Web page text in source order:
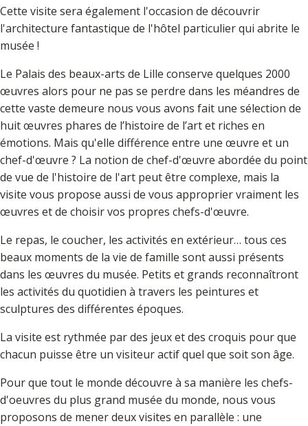
Cette visite sera également l'occasion de découvrir
l'architecture fantastique de l'hôtel particulier qui abrite le
musée !
Le Palais des beaux-arts de Lille conserve quelques 2000
œuvres alors pour ne pas se perdre dans les méandres de
cette vaste demeure nous vous avons fait une sélection de
huit œuvres phares de l’histoire de l’art et riches en
émotions. Mais qu'elle différence entre une œuvre et un
chef-d'œuvre ? La notion de chef-d'œuvre abordée du point
de vue de l'histoire de l'art peut être complexe, mais la
visite vous propose aussi de vous approprier vraiment les
œuvres et de choisir vos propres chefs-d'œuvre.
Le repas, le coucher, les activités en extérieur… tous ces
beaux moments de la vie de famille sont aussi présents
dans les œuvres du musée. Petits et grands reconnaîtront
les activités du quotidien à travers les peintures et
sculptures des différentes époques.
La visite est rythmée par des jeux et des croquis pour que
chacun puisse être un visiteur actif quel que soit son âge.
Pour que tout le monde découvre à sa manière les chefs-
d'oeuvres du plus grand musée du monde, nous vous
proposons de mener deux visites en parallèle : une